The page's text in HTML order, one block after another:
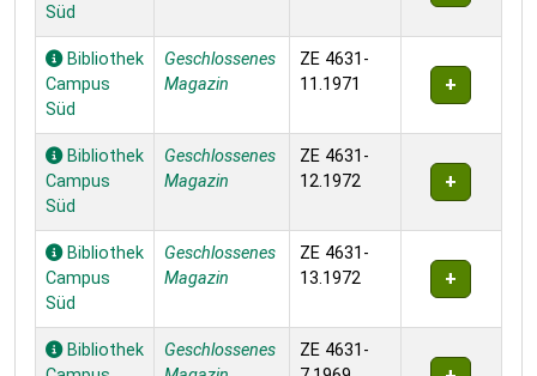
Süd
Bibliothek
Campus
Süd
Geschlossenes
Magazin
ZE 4631-
11.1971
Bibliothek
Campus
Süd
Geschlossenes
Magazin
ZE 4631-
12.1972
Bibliothek
Campus
Süd
Geschlossenes
Magazin
ZE 4631-
13.1972
Bibliothek
Geschlossenes
ZE 4631-